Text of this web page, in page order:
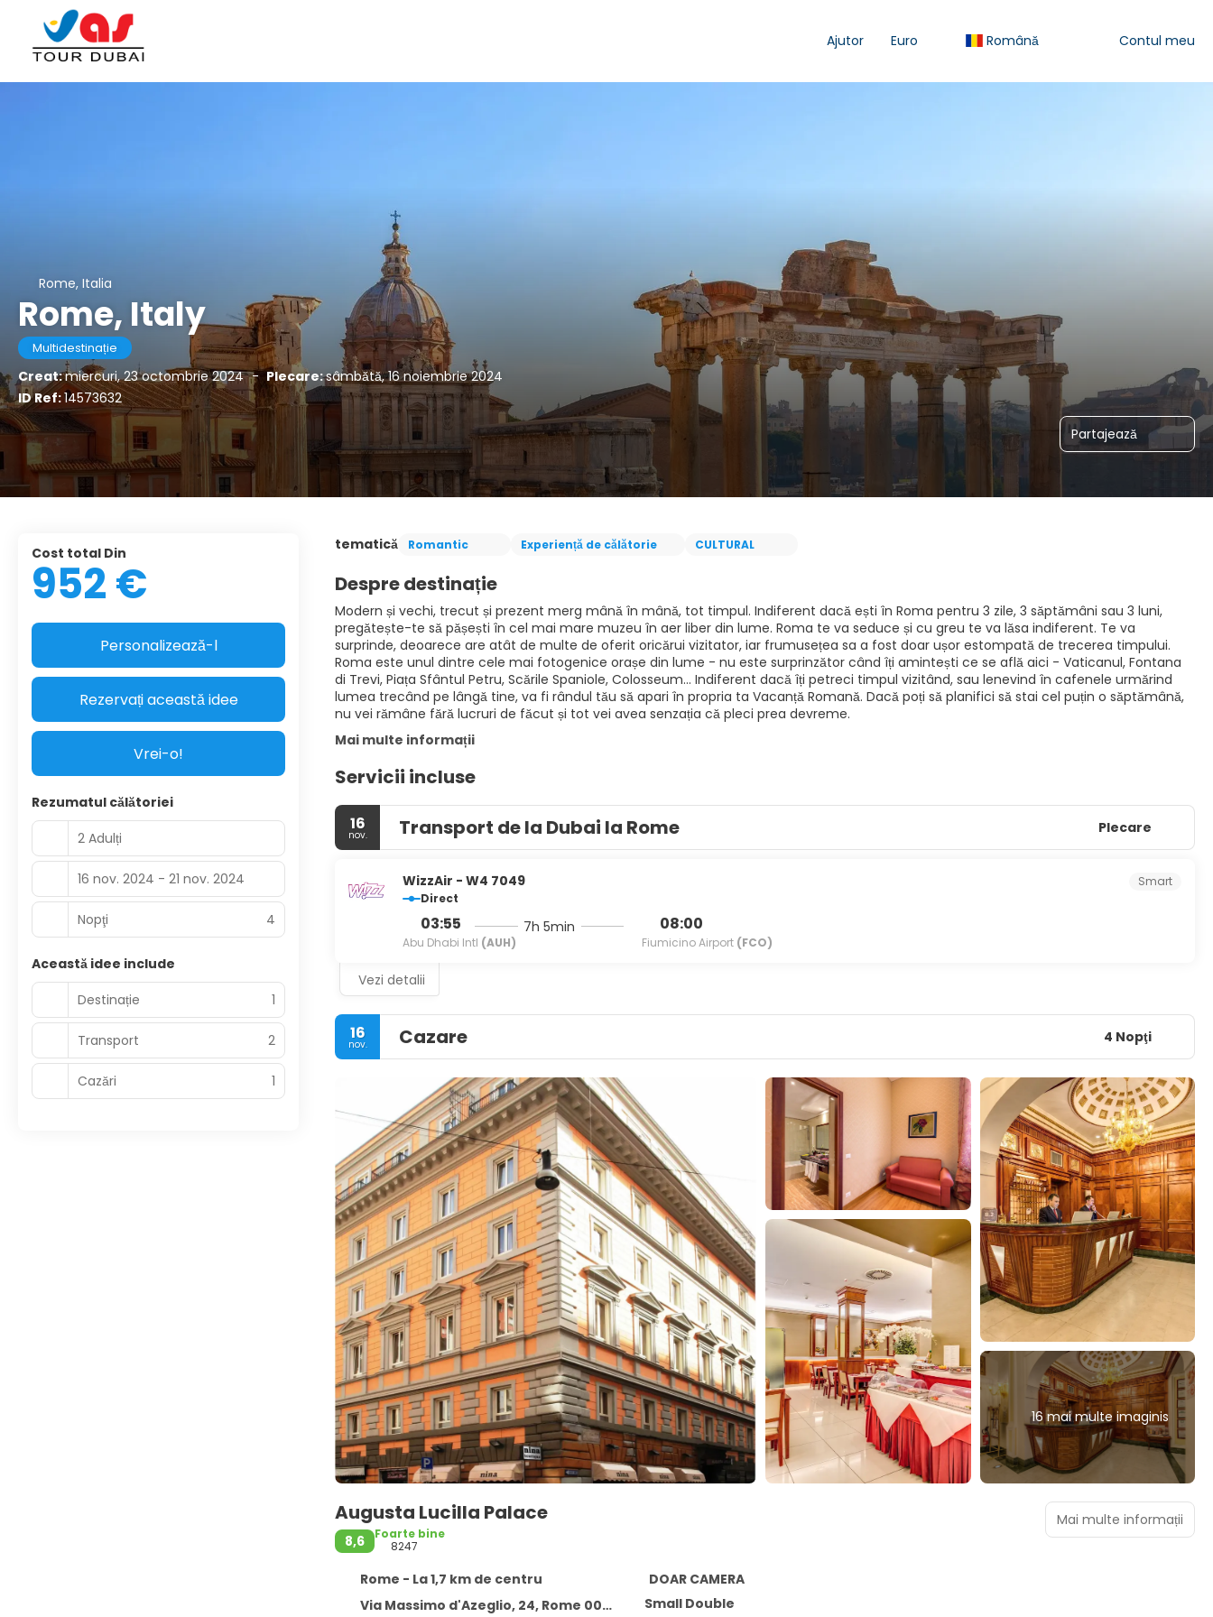
Ajutor Euro Română Contul meu
Rome, Italia
Rome, Italy
Multidestinație
Creat:miercuri, 23 octombrie 2024 - Plecare:sâmbătă, 16 noiembrie 2024
ID Ref:14573632
Partajează
tematică Romantic Experiență de călătorie CULTURAL
Despre destinație
Modern și vechi, trecut și prezent merg mână în mână, tot timpul. Indiferent dacă ești în Roma pentru 3 zile, 3 săptămâni sau 3 luni,
pregătește-te să pășești în cel mai mare muzeu în aer liber din lume. Roma te va seduce și cu greu te va lăsa indiferent. Te va
surprinde, deoarece are atât de multe de oferit oricărui vizitator, iar frumusețea sa a fost doar ușor estompată de trecerea timpului.
Roma este unul dintre cele mai fotogenice orașe din lume - nu este surprinzător când îți amintești ce se află aici - Vaticanul, Fontana
di Trevi, Piața Sfântul Petru, Scările Spaniole, Colosseum... Indiferent dacă îți petreci timpul vizitând, sau lenevind în cafenele urmărind
lumea trecând pe lângă tine, va fi rândul tău să apari în propria ta Vacanță Romană. Dacă poți să planifici să stai cel puțin o săptămână,
nu vei rămâne fără lucruri de făcut și tot vei avea senzația că pleci prea devreme.
Mai multe informații
Servicii incluse
16
nov. Transport de la Dubai la Rome Plecare
WizzAir - W4 7049
Direct
03:55
Abu Dhabi Intl (AUH)
7h 5min 08:00
Fiumicino Airport (FCO)
Smart
Vezi detalii
16
nov. Cazare 4 Nopţi
16 mai multe imaginis
Augusta Lucilla Palace
8,6
Foarte bine
8247
Rome - La 1,7 km de centru
DOAR CAMERA
Via Massimo d'Azeglio, 24, Rome 00184
Small Double
Mai multe informații
Cost total Din
952 €
Personalizează-l
Rezervați această idee
Vrei-o!
Rezumatul călătoriei
2 Adulți
16 nov. 2024 - 21 nov. 2024
Nopţi 4
Această idee include
Destinație
1
Transport 2
Cazări 1